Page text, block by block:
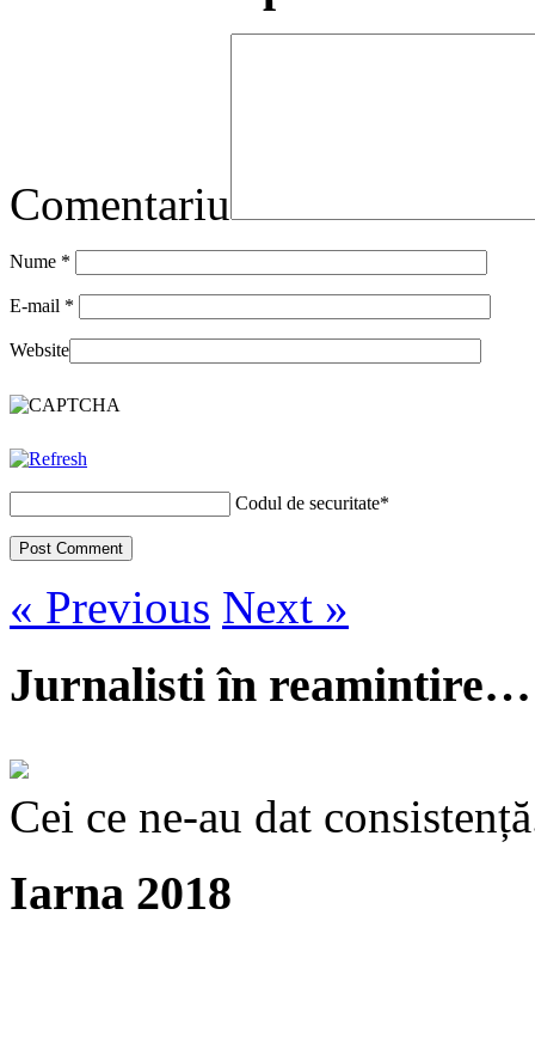
Comentariu
Nume *
E-mail *
Website
Codul de securitate*
« Previous Next »
Jurnalisti în reamintire…
Cei ce ne-au dat
Iarna 2018